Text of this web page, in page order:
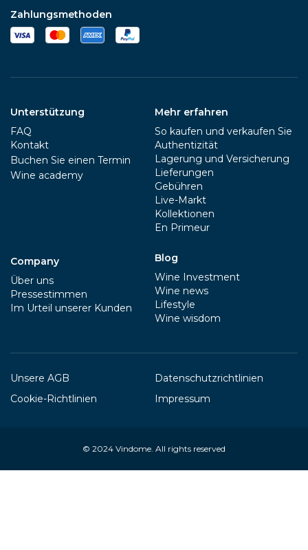
Zahlungsmethoden
Unterstützung
FAQ
Kontakt
Buchen Sie einen Termin
Wine academy
Company
Über uns
Pressestimmen
Im Urteil unserer Kunden
Mehr erfahren
So kaufen und verkaufen Sie
Authentizität
Lagerung und Versicherung
Lieferungen
Gebühren
Live-Markt
Kollektionen
En Primeur
Blog
Wine Investment
Wine news
Lifestyle
Wine wisdom
Unsere AGB
Datenschutzrichtlinien
Cookie-Richtlinien
Impressum
© 2024 Vindome. All rights reserved